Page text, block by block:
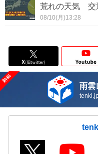
荒れの天気 交
08/10(月)13:28
雨雲